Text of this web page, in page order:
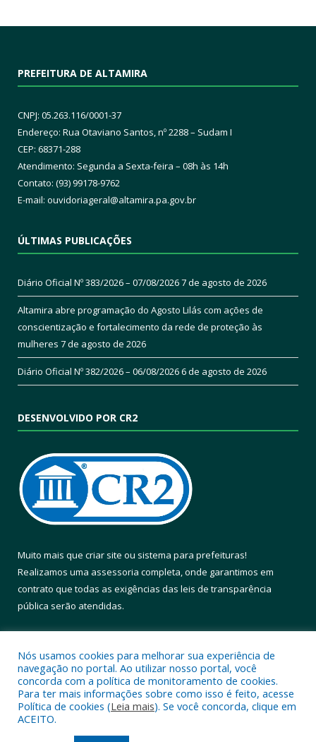
PREFEITURA DE ALTAMIRA
CNPJ: 05.263.116/0001-37
Endereço: Rua Otaviano Santos, nº 2288 – Sudam I
CEP: 68371-288
Atendimento: Segunda a Sexta-feira – 08h às 14h
Contato: (93) 99178-9762
E-mail: ouvidoriageral@altamira.pa.gov.br
ÚLTIMAS PUBLICAÇÕES
Diário Oficial Nº 383/2026 – 07/08/20267 de agosto de 2026
Altamira abre programação do Agosto Lilás com ações de
conscientização e fortalecimento da rede de proteção às
mulheres 7 de agosto de 2026
Diário Oficial Nº 382/2026 – 06/08/20266 de agosto de 2026
DESENVOLVIDO POR CR2
Muito mais que criar site ou sistema para prefeituras!
Realizamos uma assessoria completa, onde garantimos em
contrato que todas as exigências das leis de transparência
pública serão atendidas.
Todos os direitos reservados a Prefeitura Municipal de Altamira.
Nós usamos cookies para melhorar sua experiência de
navegação no portal. Ao utilizar nosso portal, você
concorda com a política de monitoramento de cookies.
Para ter mais informações sobre como isso é feito, acesse
Política de cookies (Leia mais). Se você concorda, clique em
ACEITO.